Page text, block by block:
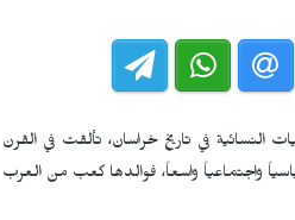
النسائية في تاريخ خراسان، تألقت في القرن
واجتماعياً واسعاً، فوالدها كعب من العرب